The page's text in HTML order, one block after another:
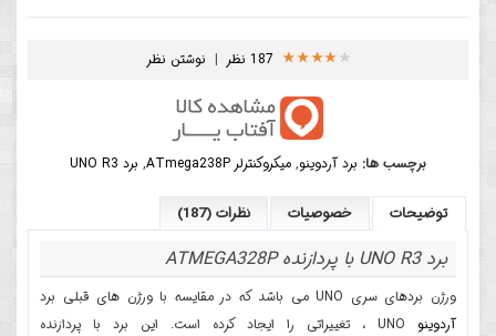
187 نظر | نوشتن نظر
برچسب ها: برد آردوینو, میکروکنترلر ATmega238P , برد UNO R3
توضیحات خصوصیات نظرات (187)
برد UNO R3 با پردازنده ATMEGA328P
ورژن بردهای سری UNO می باشد که در مقایسه با ورژن های قبلی برد
آردوینو
UNO ، تغییراتی را ایجاد کرده است. این برد با پردازنده